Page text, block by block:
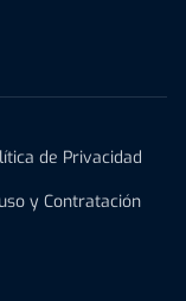
de Privacidad
y Contratación